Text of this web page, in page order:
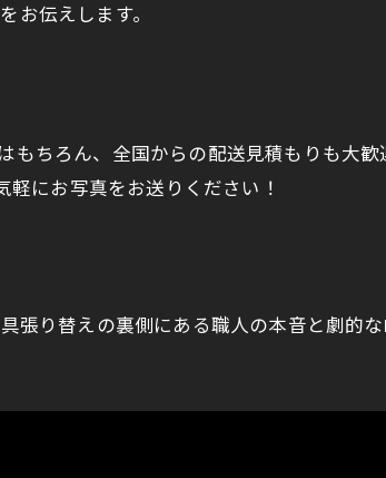
をお伝えします。
ちろん、全国からの配送見積もりも大
軽にお写真をお送りください！
り替えの裏側にある職人の本音と劇的